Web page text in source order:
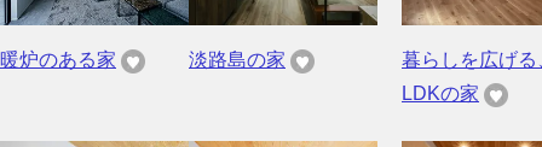
暖炉のある家 淡路島の家
暮らしを広げる
LDKの家